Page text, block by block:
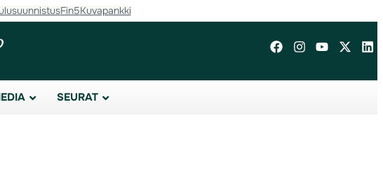
Fin5Kuvapankki
SEURAT